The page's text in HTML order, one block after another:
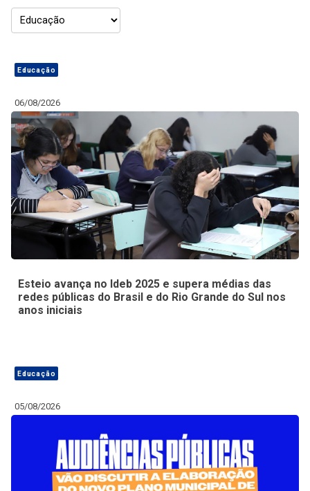
Educação
06/08/2026
Esteio avança no Ideb 2025 e supera médias das
redes públicas do Brasil e do Rio Grande do Sul nos
anos iniciais
Educação
05/08/2026